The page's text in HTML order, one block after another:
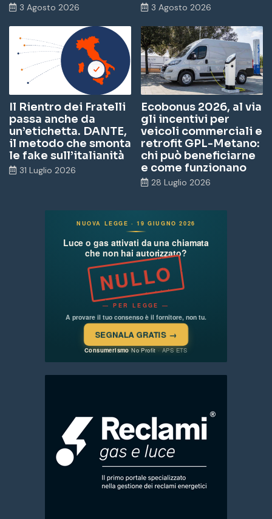
3 Agosto 2026 3 Agosto 2026
Il Rientro dei Fratelli
passa anche da
un’etichetta. DANTE,
il metodo che smonta
le fake sull’italianità
31 Luglio 2026
Ecobonus 2026, al via
gli incentivi per
veicoli commerciali e
retrofit GPL-Metano:
chi può beneficiarne
e come funzionano
28 Luglio 2026